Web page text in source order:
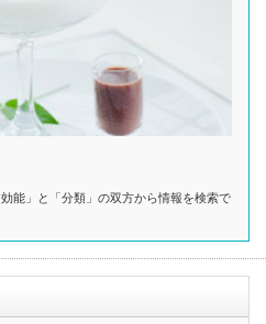
能」と「分類」の双方から情報を検索で